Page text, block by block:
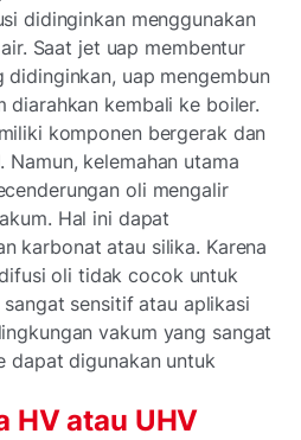
didinginkan menggunakan
Saat jet uap membentur
didinginkan, uap mengembun
diarahkan kembali ke boiler.
komponen bergerak dan
kelemahan utama
oli mengalir
Hal ini dapat
karbonat atau silika. Karena
oli tidak cocok untuk
sensitif atau aplikasi
vakum yang sangat
dapat digunakan untuk
HV atau UHV